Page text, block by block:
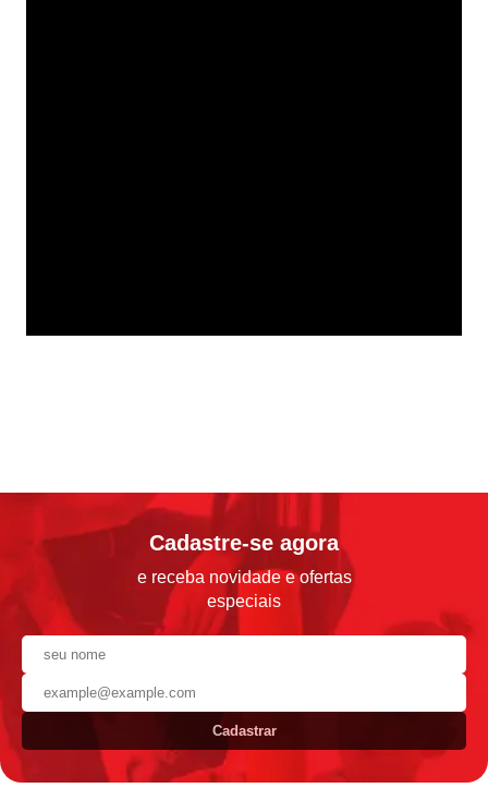
Cadastre-se agora
e receba novidade e ofertas
especiais
Cadastrar